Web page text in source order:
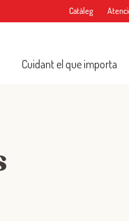
Catàleg
Cuidant el que importa